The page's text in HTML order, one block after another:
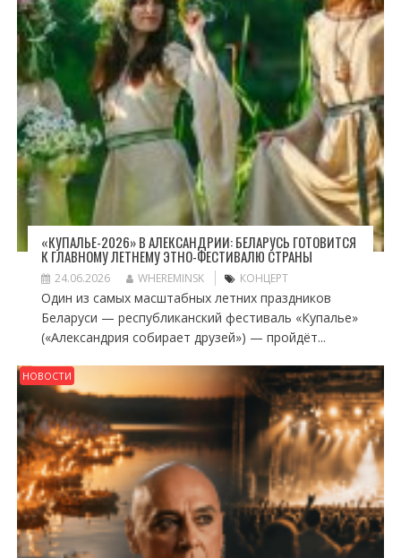
«КУПАЛЬЕ-2026» В АЛЕКСАНДРИИ: БЕЛАРУСЬ ГОТОВИТСЯ
К ГЛАВНОМУ ЛЕТНЕМУ ЭТНО-ФЕСТИВАЛЮ СТРАНЫ
24.06.2026 WHEREMINSK КОНЦЕРТ
Один из самых масштабных летних праздников
Беларуси — республиканский фестиваль «Купалье»
(«Александрия собирает друзей») — пройдёт...
НОВОСТИ